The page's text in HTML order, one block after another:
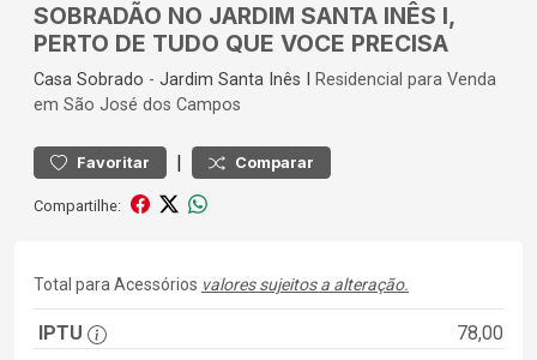
SOBRADÃO NO JARDIM SANTA INÊS I,
PERTO DE TUDO QUE VOCE PRECISA
Casa Sobrado - Jardim Santa Inês I
Residencial para Venda
em São José dos Campos
Favoritar | Comparar
Compartilhe:
Total para Acessórios valores sujeitos a alteração.
IPTU
78,00